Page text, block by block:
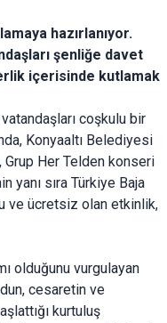
hazırlanıyor.
şenliğe davet
içerisinde kutlamak
coşkulu bir
Konyaaltı Belediyesi
Grup Her Telden konseri
yanı sıra Türkiye Baja
ve ücretsiz olan etkinlik,
olduğunu vurgulayan
cesaretin ve
kurtuluş